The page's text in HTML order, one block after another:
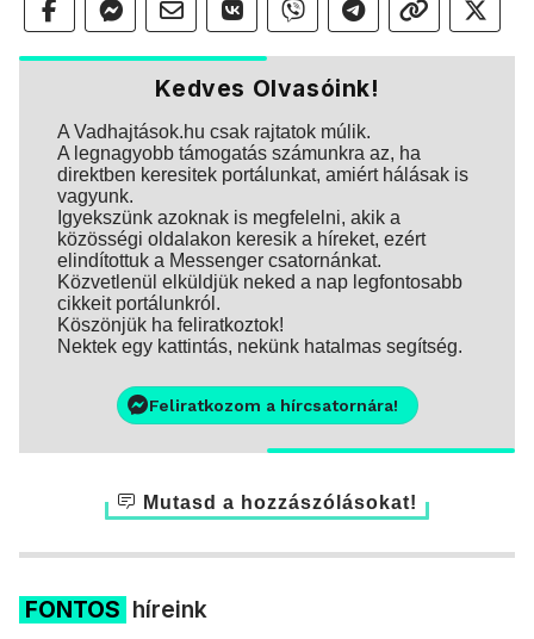
Kedves Olvasóink!
A Vadhajtások.hu csak rajtatok múlik.
A legnagyobb támogatás számunkra az, ha
direktben keresitek portálunkat, amiért hálásak is
vagyunk.
Igyekszünk azoknak is megfelelni, akik a
közösségi oldalakon keresik a híreket, ezért
elindítottuk a Messenger csatornánkat.
Közvetlenül elküldjük neked a nap legfontosabb
cikkeit portálunkról.
Köszönjük ha feliratkoztok!
Nektek egy kattintás, nekünk hatalmas segítség.
Feliratkozom a hírcsatornára!
Mutasd a hozzászólásokat!
FONTOS híreink